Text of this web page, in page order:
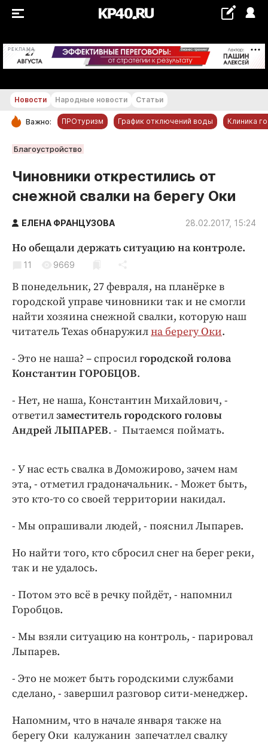
РЕКЛАМА +16...+17 °С
РУБРИКИ
Новости компаний
Статьи
Народные новости
Авто и транспорт
Благоустройство
Культура
Недвижимость и ЖКХ
Образование
Погода
Происшествия
Спорт
Экономика и бизнес
Блоги
Издания
Медиаперсона
Клиника года
Бренд года
Работодатель года
Новости Народные новости Статьи
Важно: ПРОтуризм График отключений воды Клиника
Благоустройство
Чиновники открестились от
снежной свалки на берегу Оки
ЕЛЕНА ФРАНЦУЗОВА 28.02.2017, 15:24
Но обещали держать ситуацию на контроле.
11 9669
В понедельник, 27 февраля, на планёрке в
городской управе чиновники так и не смогли
найти хозяина снежной свалки, которую наш
читатель Texas обнаружилна берегу Оки.
- Это не наша? – спросилгородской голова
Константин ГОРОБЦОВ.
- Нет, не наша, Константин Михайлович, -
ответилзаместитель городского головы
Андрей ЛЫПАРЕВ. - Пытаемся поймать.
- У нас есть свалка в Доможирово, зачем нам
эта, - отметил градоначальник. - Может быть,
это кто-то со своей территории накидал.
- Мы опрашивали людей, - пояснил Лыпарев.
Но найти того, кто сбросил снег на берег реки,
так и не удалось.
- Потом это всё в речку пойдёт, - напомнил
Горобцов.
- Мы взяли ситуацию на контроль, - парировал
Лыпарев.
- Это не может быть городскими службами
сделано, - завершил разговор сити-менеджер.
Напомним, что в начале января также на
берегу Оки калужанин запечатлел свалку